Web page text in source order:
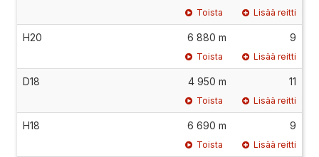
Toista Lisää reitti
H20 6 880 m 9
Toista Lisää reitti
D18 4 950 m 11
Toista Lisää reitti
H18 6 690 m 9
Toista Lisää reitti